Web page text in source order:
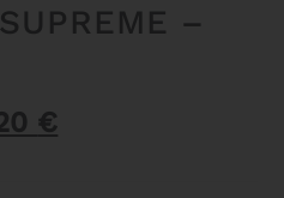
–
€Le